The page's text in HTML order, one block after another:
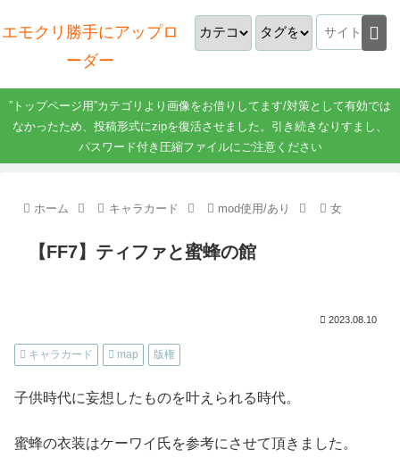
エモクリ勝手にアップロ
ーダー
”トップページ用”カテゴリより画像をお借りしてます/対策として有効では
なかったため、投稿形式にzipを復活させました。引き続きなりすまし、
パスワード付き圧縮ファイルにご注意ください
ホーム キャラカード mod使用/あり 女
【FF7】ティファと蜜蜂の館
2023.08.10
キャラカード map 版権
子供時代に妄想したものを叶えられる時代。
蜜蜂の衣装はケーワイ氏を参考にさせて頂きました。